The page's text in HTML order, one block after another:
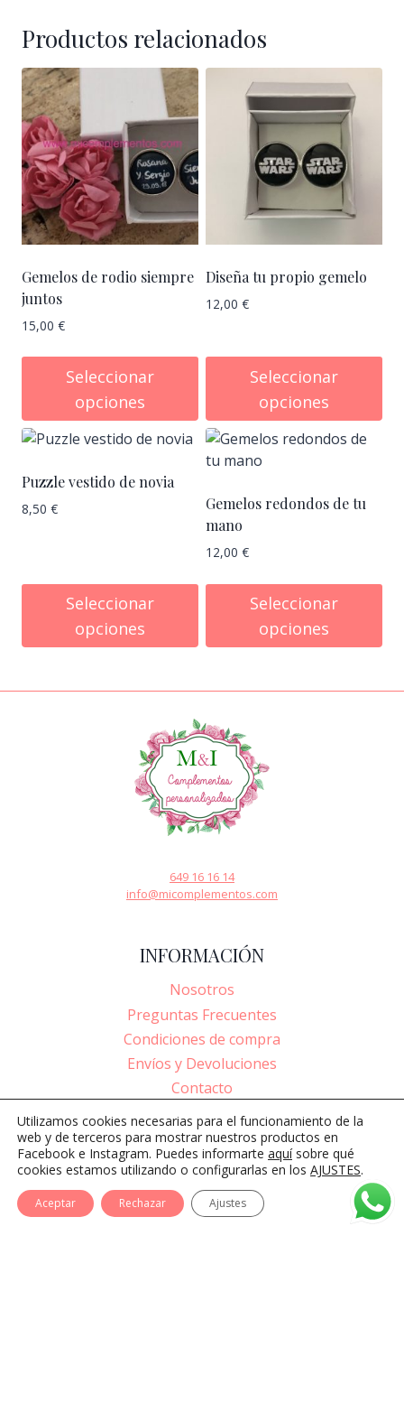
gracias
por
estar
siempre
a
mi
lado
cantidad
Productos relacionados
Gemelos de rodio siempre
juntos
15,00 €
Seleccionar
opciones
Diseña tu propio gemelo
12,00 €
Seleccionar
opciones
Puzzle vestido de novia
8,50 €
Seleccionar
opciones
Gemelos redondos de tu
mano
12,00 €
Seleccionar
opciones
649 16 16 14
info@micomplementos.com
INFORMACIÓN
Nosotros
Preguntas Frecuentes
Condiciones de compra
Envíos y Devoluciones
Contacto
Utilizamos cookies necesarias para el funcionamiento de la
web y de terceros para mostrar nuestros productos en
Facebook e Instagram. Puedes informarte aquísobre qué
cookies estamos utilizando o configurarlas en los AJUSTES.
Aceptar Rechazar Ajustes